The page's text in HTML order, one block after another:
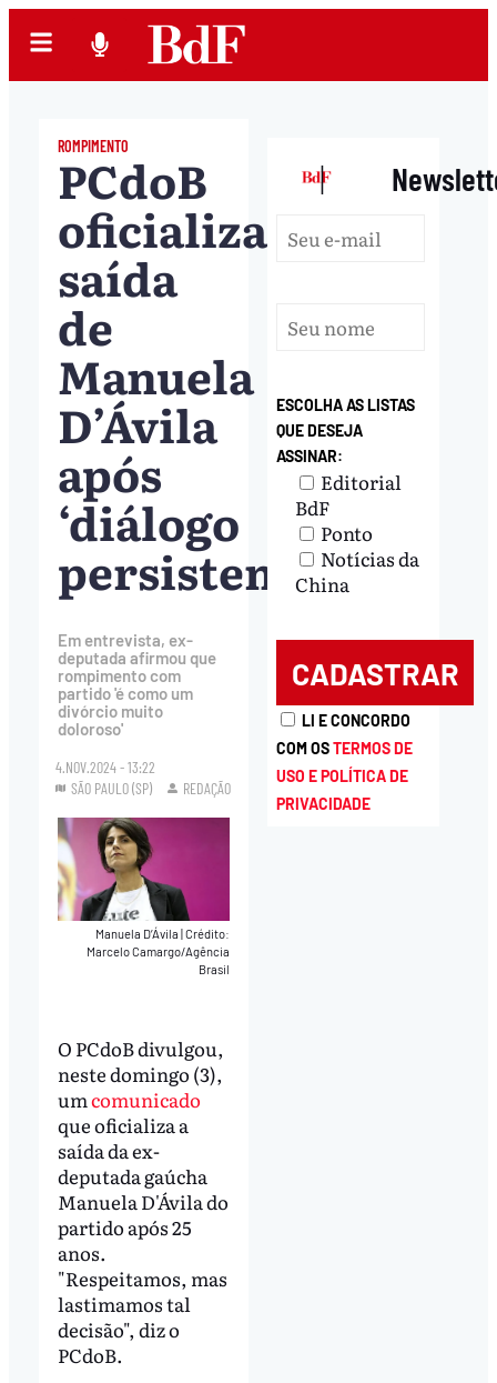
ROMPIMENTO
PCdoB
oficializa
saída
de
Manuela
D’Ávila
após
‘diálogo
persistente’
Em entrevista, ex-
deputada afirmou que
rompimento com
partido 'é como um
divórcio muito
doloroso'
4.NOV.2024 - 13:22
SÃO PAULO (SP)
REDAÇÃO
Manuela D’Ávila Crédito:
Marcelo Camargo/Agência
Brasil
O PCdoB divulgou,
neste domingo (3),
umcomunicado
que oficializa a
saída da ex-
deputada gaúcha
Manuela D'Ávila do
partido após 25
anos.
"Respeitamos, mas
lastimamos tal
decisão", diz o
PCdoB.
|
ESCOLHA AS LISTAS
QUE DESEJA
ASSINAR:
Editorial
BdF
Ponto
Notícias da
China
LI E CONCORDO
COM OSTERMOS DE
USO E POLÍTICA DE
PRIVACIDADE